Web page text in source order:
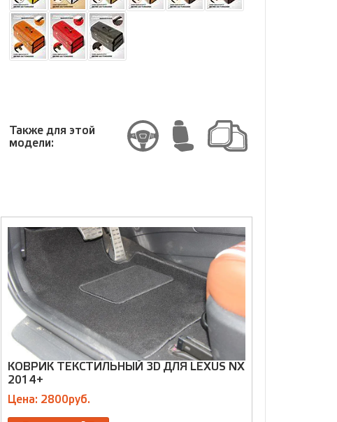
размер
Размер
Также для этой
модели:
КОВРИК ТЕКСТИЛЬНЫЙ 3D ДЛЯ LEXUS NX
2014+
Цена: 2800руб.